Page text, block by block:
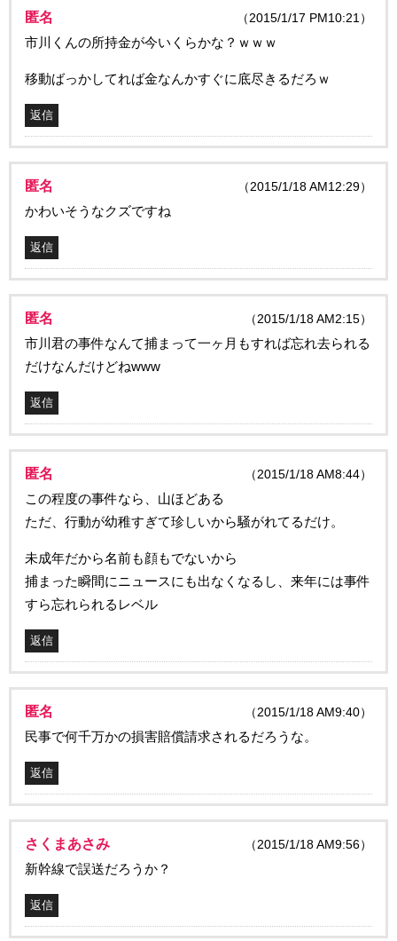
匿名 （2015/1/17 PM10:21）
市川くんの所持金が今いくらかな？ｗｗｗ
移動ばっかしてれば金なんかすぐに底尽きるだろｗ
返信
匿名 （2015/1/18 AM12:29）
かわいそうなクズですね
返信
匿名 （2015/1/18 AM2:15）
市川君の事件なんて捕まって一ヶ月もすれば忘れ去られる
だけなんだけどねwww
返信
匿名 （2015/1/18 AM8:44）
この程度の事件なら、山ほどある
ただ、行動が幼稚すぎて珍しいから騒がれてるだけ。
未成年だから名前も顔もでないから
捕まった瞬間にニュースにも出なくなるし、来年には事件
すら忘れられるレベル
返信
匿名 （2015/1/18 AM9:40）
民事で何千万かの損害賠償請求されるだろうな。
返信
さくまあさみ （2015/1/18 AM9:56）
新幹線で誤送だろうか？
返信